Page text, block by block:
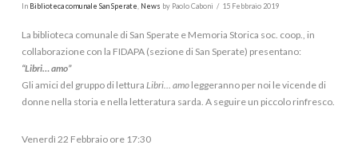
In Biblioteca comunale San Sperate News by Paolo Caboni 15 Febbraio 2019
La biblioteca comunale di San Sperate e Memoria Storica soc. coop., in
collaborazione con la FIDAPA (sezione di San Sperate) presentano:
“Libri… amo”
Gli amici del gruppo di lettura Libri… amoleggeranno per noi le vicende di
donne nella storia e nella letteratura sarda. A seguire un piccolo rinfresco.
Venerdì 22 Febbraio ore 17:30